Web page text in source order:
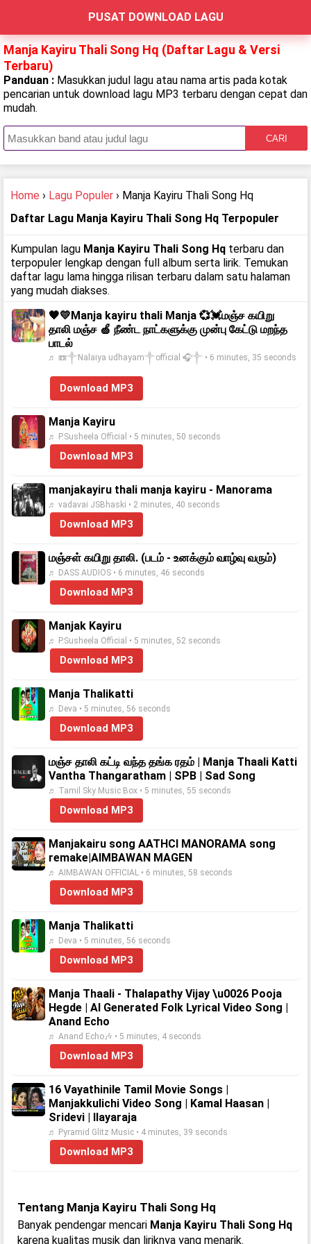
PUSAT DOWNLOAD LAGU
Manja Kayiru Thali Song Hq (Daftar Lagu & Versi
Terbaru)
Panduan : Masukkan judul lagu atau nama artis pada kotak
pencarian untuk download lagu MP3 terbaru dengan cepat dan
mudah.
CARI
Home › Lagu Populer › Manja Kayiru Thali Song Hq
Daftar Lagu Manja Kayiru Thali Song Hq Terpopuler
Kumpulan lagu Manja Kayiru Thali Song Hq terbaru dan
terpopuler lengkap dengan full album serta lirik. Temukan
daftar lagu lama hingga rilisan terbaru dalam satu halaman
yang mudah diakses.
🧡💛Manja kayiru thali Manja 💞💓மஞ்ச கயிறு
தாலி மஞ்ச 🍏 நீண்ட நாட்களுக்கு முன்பு கேட்டு மறந்த
பாடல்
♬ 📼༒Nalaiya udhayam༒official 🎧༒ • 6 minutes, 35 seconds
Download MP3
Manja Kayiru
♬ P.Susheela Official • 5 minutes, 50 seconds
Download MP3
manjakayiru thali manja kayiru - Manorama
♬ vadavai JSBhaski • 2 minutes, 40 seconds
Download MP3
மஞ்சள் கயிறு தாலி. (படம் - உனக்கும் வாழ்வு வரும்)
♬ DASS AUDIOS • 6 minutes, 46 seconds
Download MP3
Manjak Kayiru
♬ P.Susheela Official • 5 minutes, 52 seconds
Download MP3
Manja Thalikatti
♬ Deva • 5 minutes, 56 seconds
Download MP3
மஞ்ச தாலி கட்டி வந்த தங்க ரதம் | Manja Thaali Katti
Vantha Thangaratham | SPB | Sad Song
♬ Tamil Sky Music Box • 5 minutes, 55 seconds
Download MP3
Manjakairu song AATHCI MANORAMA song
remake|AIMBAWAN MAGEN
♬ AIMBAWAN OFFICIAL • 6 minutes, 58 seconds
Download MP3
Manja Thalikatti
♬ Deva • 5 minutes, 56 seconds
Download MP3
Manja Thaali - Thalapathy Vijay \u0026 Pooja
Hegde | AI Generated Folk Lyrical Video Song |
Anand Echo
♬ Anand Echo🎶 • 5 minutes, 4 seconds
Download MP3
16 Vayathinile Tamil Movie Songs |
Manjakkulichi Video Song | Kamal Haasan |
Sridevi | Ilayaraja
♬ Pyramid Glitz Music • 4 minutes, 39 seconds
Download MP3
Tentang Manja Kayiru Thali Song Hq
Banyak pendengar mencari Manja Kayiru Thali Song Hq
karena kualitas musik dan liriknya yang menarik.